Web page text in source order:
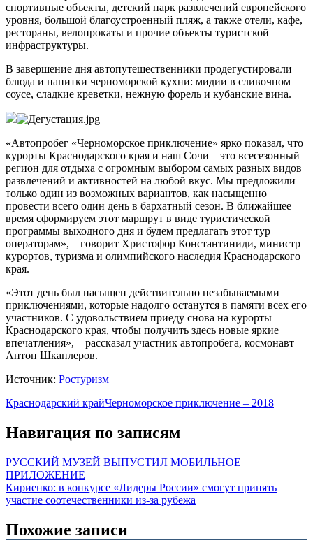
спортивные объекты, детский парк развлечений европейского
уровня, большой благоустроенный пляж, а также отели, кафе,
рестораны, велопрокаты и прочие объекты туристской
инфраструктуры.
В завершение дня автопутешественники продегустировали
блюда и напитки черноморской кухни: мидии в сливочном
соусе, сладкие креветки, нежную форель и кубанские вина.
«Автопробег «Черноморское приключение» ярко показал, что
курорты Краснодарского края и наш Сочи – это всесезонный
регион для отдыха с огромным выбором самых разных видов
развлечений и активностей на любой вкус. Мы предложили
только один из возможных вариантов, как насыщенно
провести всего один день в бархатный сезон. В ближайшее
время сформируем этот маршрут в виде туристической
программы выходного дня и будем предлагать этот тур
операторам», – говорит Христофор Константиниди, министр
курортов, туризма и олимпийского наследия Краснодарского
края.
«Этот день был насыщен действительно незабываемыми
приключениями, которые надолго останутся в памяти всех его
участников. С удовольствием приеду снова на курорты
Краснодарского края, чтобы получить здесь новые яркие
впечатления», – рассказал участник автопробега, космонавт
Антон Шкаплеров.
Источник: Ростуризм
Краснодарский крайЧерноморское приключение – 2018
Навигация по записям
РУССКИЙ МУЗЕЙ ВЫПУСТИЛ МОБИЛЬНОЕ
ПРИЛОЖЕНИЕ
Кириенко: в конкурсе «Лидеры России» смогут принять
участие соотечественники из-за рубежа
Похожие записи